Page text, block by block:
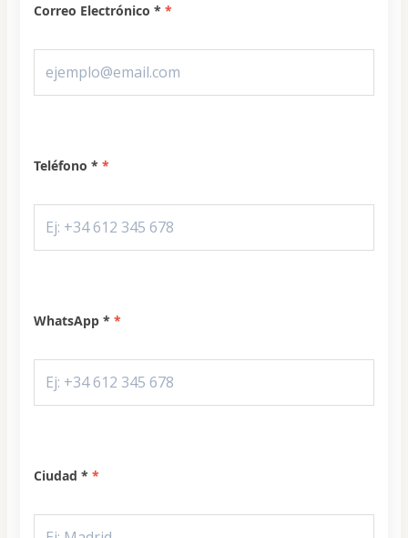
Correo Electrónico *
Teléfono *
WhatsApp *
Ciudad *